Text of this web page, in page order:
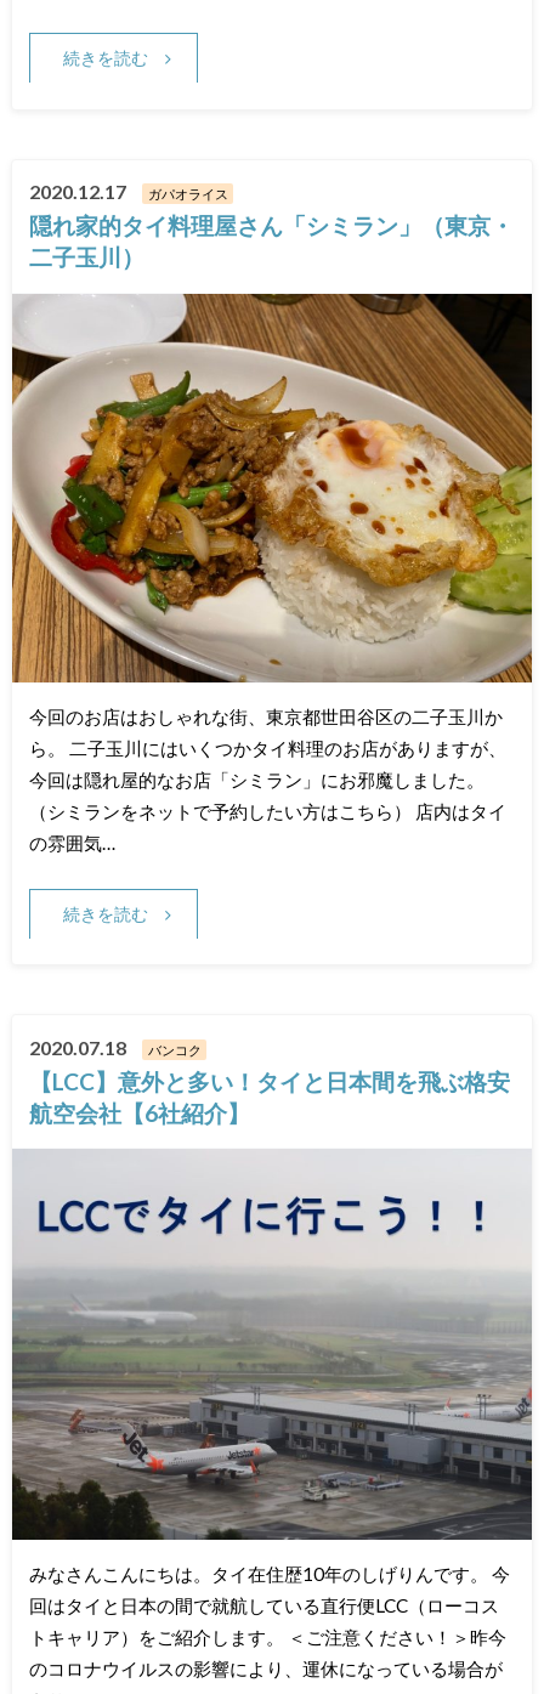
続きを読む
2020.12.17 ガパオライス
隠れ家的タイ料理屋さん「シミラン」（東京・
二子玉川）
今回のお店はおしゃれな街、東京都世田谷区の二子玉川か
ら。 二子玉川にはいくつかタイ料理のお店がありますが、
今回は隠れ屋的なお店「シミラン」にお邪魔しました。
（シミランをネットで予約したい方はこちら） 店内はタイ
の雰囲気…
続きを読む
2020.07.18 バンコク
【LCC】意外と多い！タイと日本間を飛ぶ格安
航空会社【6社紹介】
みなさんこんにちは。タイ在住歴10年のしげりんです。 今
回はタイと日本の間で就航している直行便LCC（ローコス
トキャリア）をご紹介します。 ＜ご注意ください！＞昨今
のコロナウイルスの影響により、運休になっている場合が